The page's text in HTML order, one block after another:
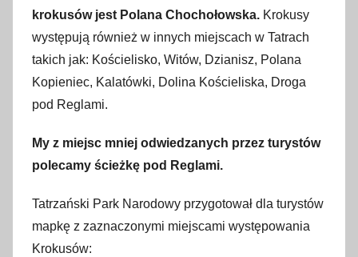
krokusów jest Polana Chochołowska. Krokusy
występują również w innych miejscach w Tatrach
takich jak: Kościelisko, Witów, Dzianisz, Polana
Kopieniec, Kalatówki, Dolina Kościeliska, Droga
pod Reglami.
My z miejsc mniej odwiedzanych przez turystów
polecamy ścieżkę pod Reglami.
Tatrzański Park Narodowy przygotował dla turystów
mapkę z zaznaczonymi miejscami występowania
Krokusów: